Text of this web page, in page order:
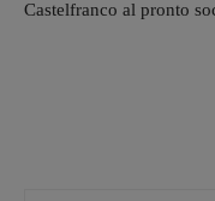
Castelfranco al pronto